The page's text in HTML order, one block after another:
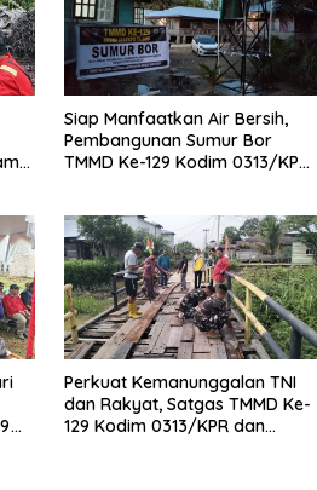
Siap Manfaatkan Air Bersih,
Pembangunan Sumur Bor
TMMD Ke-129 Kodim 0313/KPR
Perkuat Kemanunggalan TNI
dan Rakyat, Satgas TMMD Ke-
129 Kodim 0313/KPR dan